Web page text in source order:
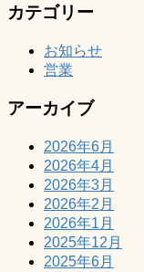
カテゴリー
お知らせ
営業
アーカイブ
2026年6月
2026年4月
2026年3月
2026年2月
2026年1月
2025年12月
2025年6月